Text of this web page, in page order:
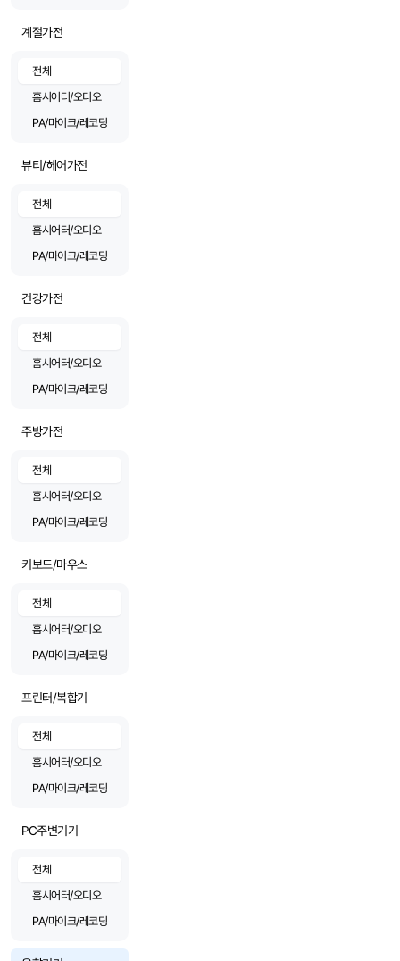
계절가전
전체
홈시어터/오디오
PA/마이크/레코딩
뷰티/헤어가전
전체
홈시어터/오디오
PA/마이크/레코딩
건강가전
전체
홈시어터/오디오
PA/마이크/레코딩
주방가전
전체
홈시어터/오디오
PA/마이크/레코딩
키보드/마우스
전체
홈시어터/오디오
PA/마이크/레코딩
프린터/복합기
전체
홈시어터/오디오
PA/마이크/레코딩
PC주변기기
전체
홈시어터/오디오
PA/마이크/레코딩